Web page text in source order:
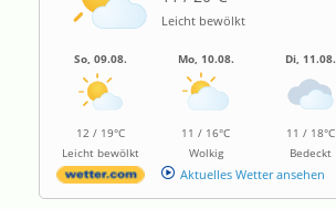
Leicht bewölkt
So, 09.08.
12 / 19°C
Leicht bewölkt
Mo, 10.08.
11 / 16°C
Wolkig
Di, 11.08.
11 / 18°C
Bedeckt
Aktuelles Wetter ansehen